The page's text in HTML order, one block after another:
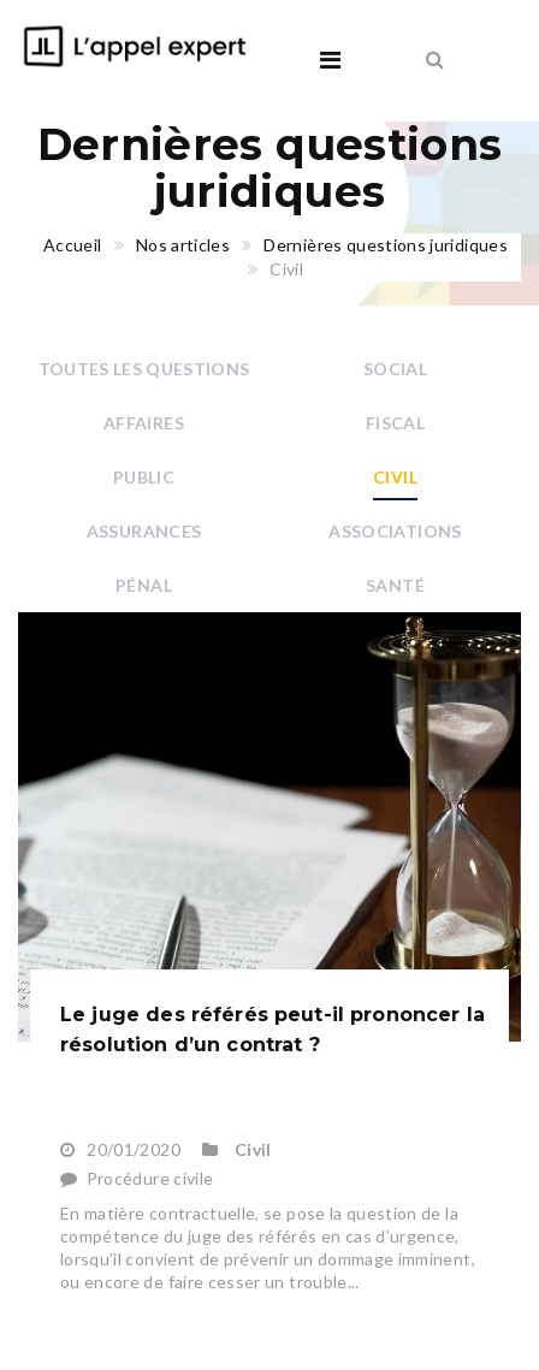
Dernières questions
juridiques
Accueil Nos articles
Dernières questions juridiques
Civil
TOUTES LES QUESTIONS SOCIAL
AFFAIRES FISCAL
PUBLIC CIVIL
ASSURANCES ASSOCIATIONS
PÉNAL SANTÉ
Le juge des référés peut-il prononcer la
résolution d’un contrat ?
20/01/2020
Civil
Procédure civile
En matière contractuelle, se pose la question de la
compétence du juge des référés en cas d’urgence,
lorsqu’il convient de prévenir un dommage imminent,
ou encore de faire cesser un trouble...